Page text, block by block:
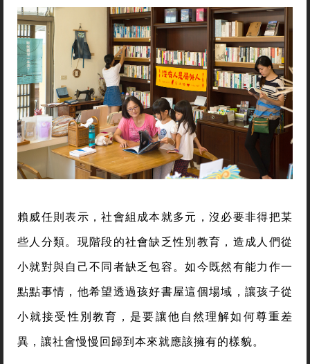
賴威任則表示，社會組成本就多元，沒必要非得把某
些人分類。現階段的社會缺乏性別教育，造成人們從
小就對與自己不同者缺乏包容。如今既然有能力作一
點點事情，他希望透過孩好書屋這個場域，讓孩子從
小就接受性別教育，是要讓他自然理解如何尊重差
異，讓社會慢慢回歸到本來就應該擁有的樣貌。